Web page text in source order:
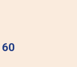
60